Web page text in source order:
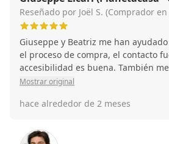
Reseñado por Joël S. (Comprador
Giuseppe y Beatriz me han
el proceso de compra, el contacto
accesibilidad es buena. También
el papeleo. 100% recomendable
Mostrar original
hace alrededor de 2 meses